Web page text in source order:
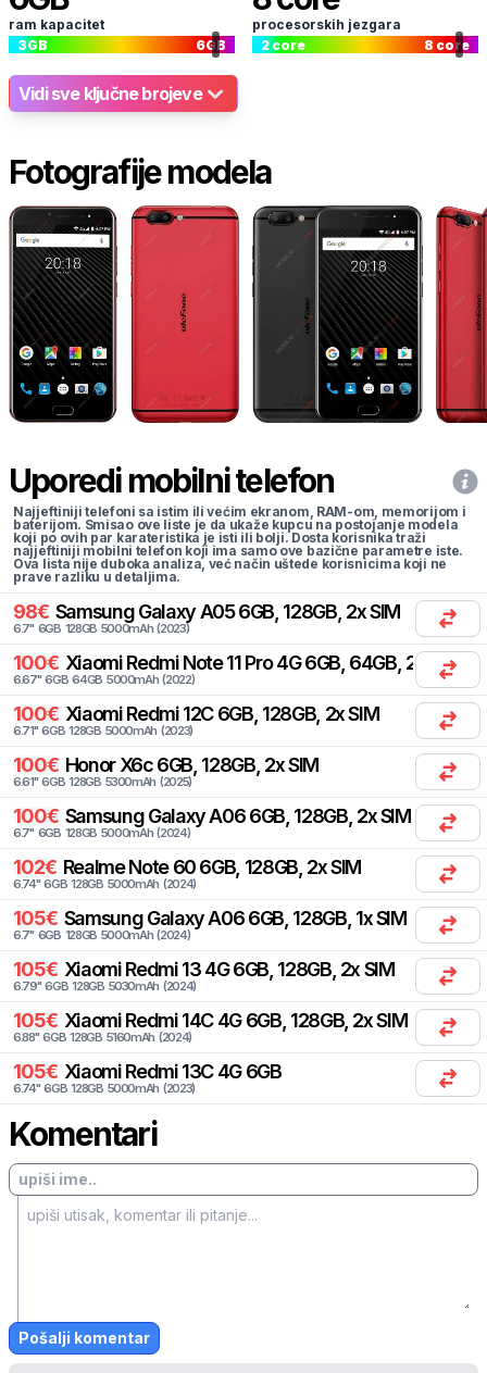
ram kapacitet
3GB 6GB
procesorskih jezgara
2 core 8 core
Vidi sve ključne brojeve
Fotografije modela
Uporedi mobilni telefon
Najjeftiniji telefoni sa istim ili većim ekranom, RAM-om, memorijom i
baterijom. Smisao ove liste je da ukaže kupcu na postojanje modela
koji po ovih par karateristika je isti ili bolji. Dosta korisnika traži
najjeftiniji mobilni telefon koji ima samo ove bazične parametre iste.
Ova lista nije duboka analiza, već način uštede korisnicima koji ne
prave razliku u detaljima.
98€ Samsung Galaxy A05 6GB, 128GB, 2x SIM
6.7" 6GB 128GB 5000mAh (2023)
100€ Xiaomi Redmi Note 11 Pro 4G 6GB, 64GB, 2x SIM
6.67" 6GB 64GB 5000mAh (2022)
100€ Xiaomi Redmi 12C 6GB, 128GB, 2x SIM
6.71" 6GB 128GB 5000mAh (2023)
100€ Honor X6c 6GB, 128GB, 2x SIM
6.61" 6GB 128GB 5300mAh (2025)
100€ Samsung Galaxy A06 6GB, 128GB, 2x SIM
6.7" 6GB 128GB 5000mAh (2024)
102€ Realme Note 60 6GB, 128GB, 2x SIM
6.74" 6GB 128GB 5000mAh (2024)
105€ Samsung Galaxy A06 6GB, 128GB, 1x SIM
6.7" 6GB 128GB 5000mAh (2024)
105€ Xiaomi Redmi 13 4G 6GB, 128GB, 2x SIM
6.79" 6GB 128GB 5030mAh (2024)
105€ Xiaomi Redmi 14C 4G 6GB, 128GB, 2x SIM
6.88" 6GB 128GB 5160mAh (2024)
105€ Xiaomi Redmi 13C 4G 6GB
6.74" 6GB 128GB 5000mAh (2023)
Komentari
Pošalji komentar